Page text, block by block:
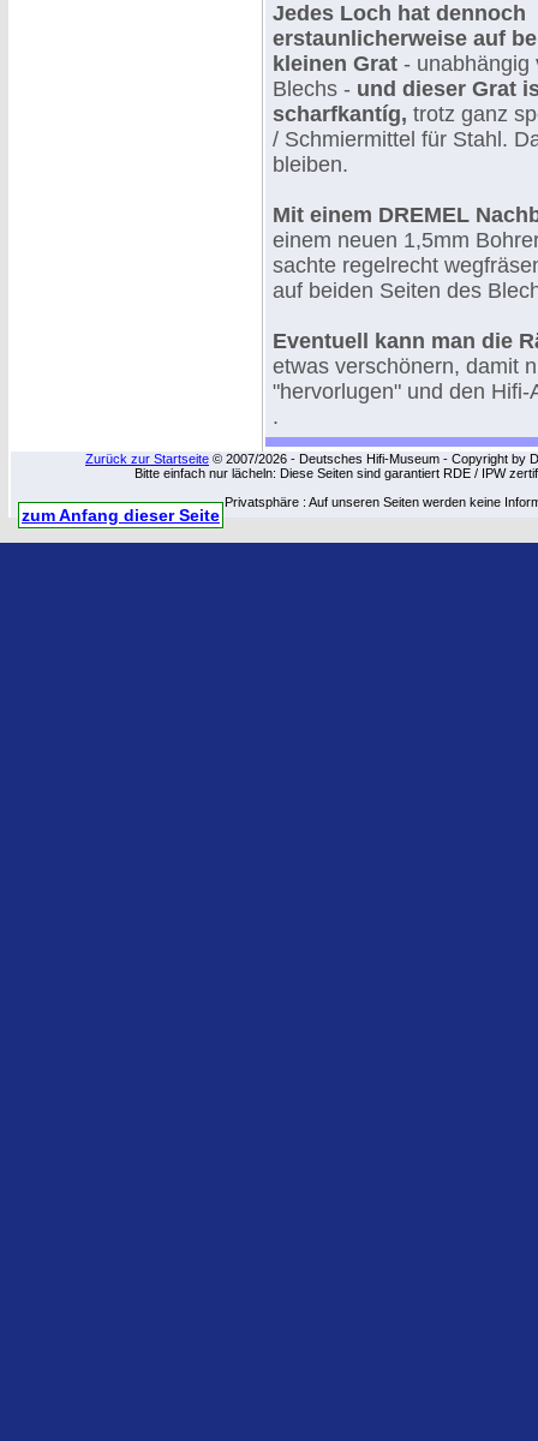
Jedes Loch hat dennoch
erstaunlicherweise auf
kleinen Grat - unabhängig
Blechs - und dieser Grat
scharfkantíg, trotz ganz
/ Schmiermittel für Stahl.
bleiben.
Mit einem DREMEL
einem neuen 1,5mm
sachte regelrecht
auf beiden Seiten des
Eventuell kann man die
etwas verschönern, damit
"hervorlugen" und den
.
Zurück zur Startseite © 2007/2026 - Deutsches Hifi-Museum - Copyright by
Bitte einfach nur lächeln: Diese Seiten sind garantiert RDE / IPW
Privatsphäre : Auf unseren Seiten werden keine
zum Anfang dieser Seite